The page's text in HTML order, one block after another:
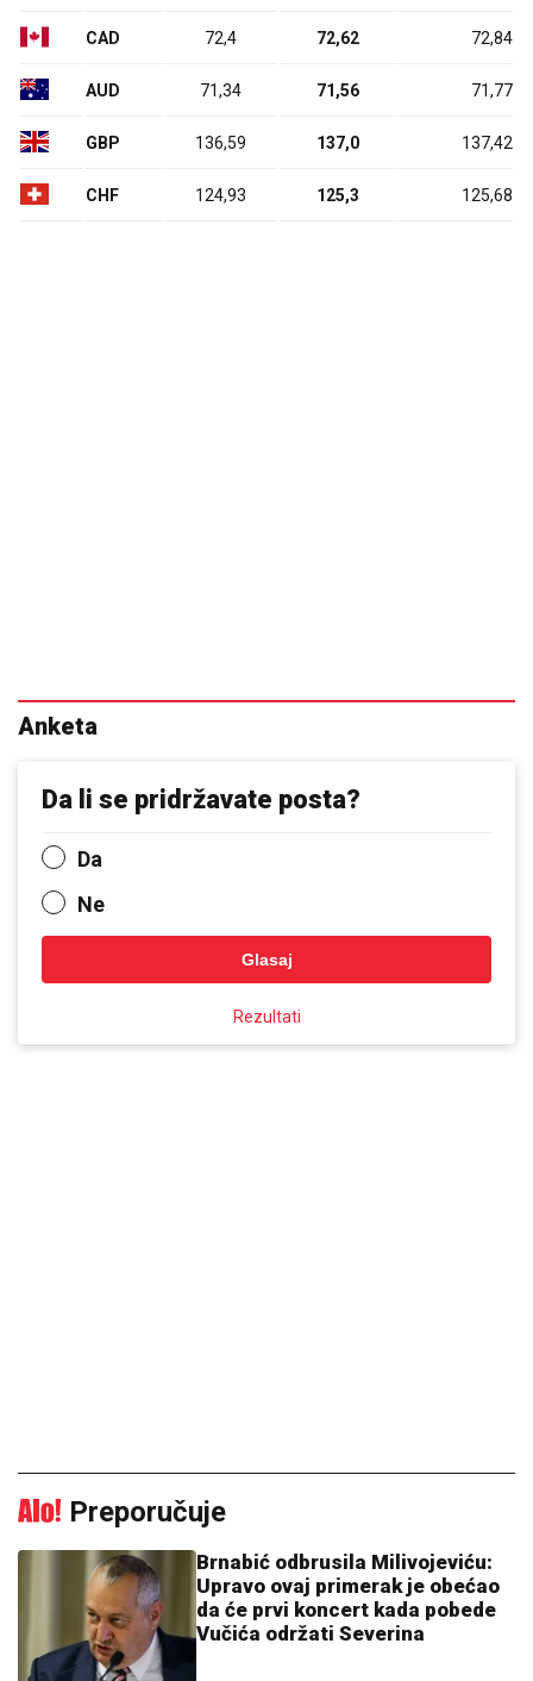
CAD 72,4 72,62 72,84
AUD 71,34 71,56 71,77
GBP 136,59 137,0 137,42
CHF 124,93 125,3 125,68
Anketa
Da li se pridržavate posta?
Da
Ne
Glasaj
Rezultati
Preporučuje
Brnabić odbrusila Milivojeviću:
Upravo ovaj primerak je obećao
da će prvi koncert kada pobede
Vučića održati Severina